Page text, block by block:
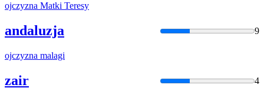
ojczyzna Matki Teresy
andaluzja 9
ojczyzna malagi
zair 4